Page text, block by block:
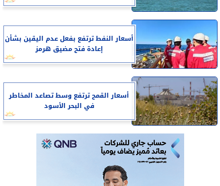
أسعار النفط ترتفع بفعل عدم اليقين بشأن
إعادة فتح مضيق هرمز
أسعار القمح ترتفع وسط تصاعد المخاطر
في البحر الأسود